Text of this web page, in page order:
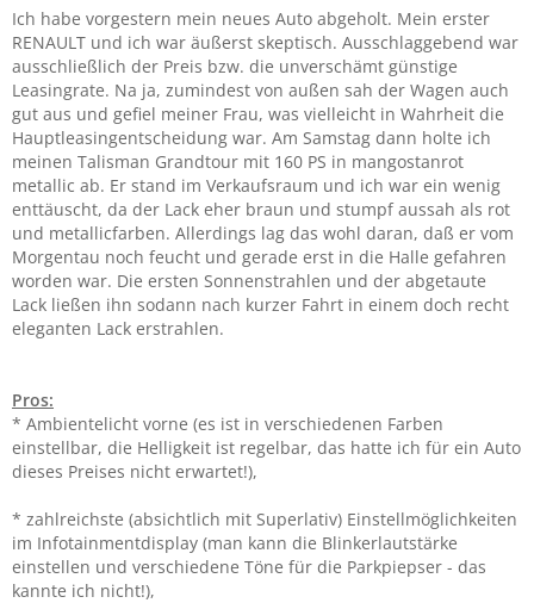
Ich habe vorgestern mein neues Auto abgeholt. Mein erster
RENAULT und ich war äußerst skeptisch. Ausschlaggebend war
ausschließlich der Preis bzw. die unverschämt günstige
Leasingrate. Na ja, zumindest von außen sah der Wagen auch
gut aus und gefiel meiner Frau, was vielleicht in Wahrheit die
Hauptleasingentscheidung war. Am Samstag dann holte ich
meinen Talisman Grandtour mit 160 PS in mangostanrot
metallic ab. Er stand im Verkaufsraum und ich war ein wenig
enttäuscht, da der Lack eher braun und stumpf aussah als rot
und metallicfarben. Allerdings lag das wohl daran, daß er vom
Morgentau noch feucht und gerade erst in die Halle gefahren
worden war. Die ersten Sonnenstrahlen und der abgetaute
Lack ließen ihn sodann nach kurzer Fahrt in einem doch recht
eleganten Lack erstrahlen.
Pros:
* Ambientelicht vorne (es ist in verschiedenen Farben
einstellbar, die Helligkeit ist regelbar, das hatte ich für ein Auto
dieses Preises nicht erwartet!),
* zahlreichste (absichtlich mit Superlativ) Einstellmöglichkeiten
im Infotainmentdisplay (man kann die Blinkerlautstärke
einstellen und verschiedene Töne für die Parkpiepser - das
kannte ich nicht!),